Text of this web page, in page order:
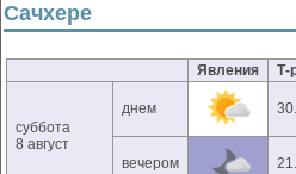
Сачхере
Явления Т-
суббота
8 август
днем
вечером